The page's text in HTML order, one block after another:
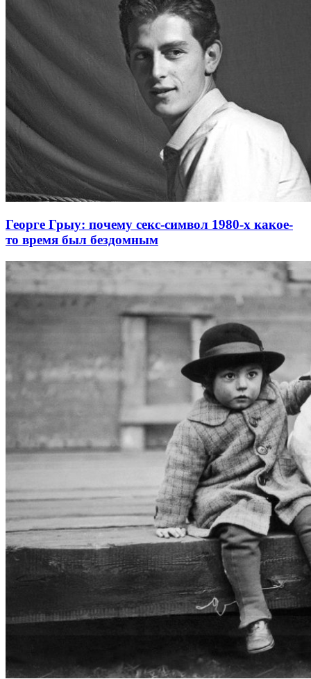
Георге Грыу: почему секс-символ 1980-х какое-
то время был бездомным